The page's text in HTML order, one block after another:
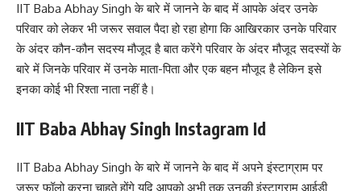
IIT Baba Abhay Singh के बारे में जानने के बाद में आपके अंदर उनके
परिवार को लेकर भी जरूर सवाल पैदा हो रहा होगा कि आखिरकार उनके परिवार
के अंदर कौन-कौन सदस्य मौजूद है बात करेंगे परिवार के अंदर मौजूद सदस्यों के
बारे में जिनके परिवार में उनके माता-पिता और एक बहन मौजूद है लेकिन इसे
इनका कोई भी रिश्ता नाता नहीं है।
IIT Baba Abhay Singh Instagram Id
IIT Baba Abhay Singh के बारे में जानने के बाद में अपने इंस्टाग्राम पर
जरूर फॉलो करना चाहते होंगे यदि आपको अभी तक उनकी इंस्टाग्राम आईडी